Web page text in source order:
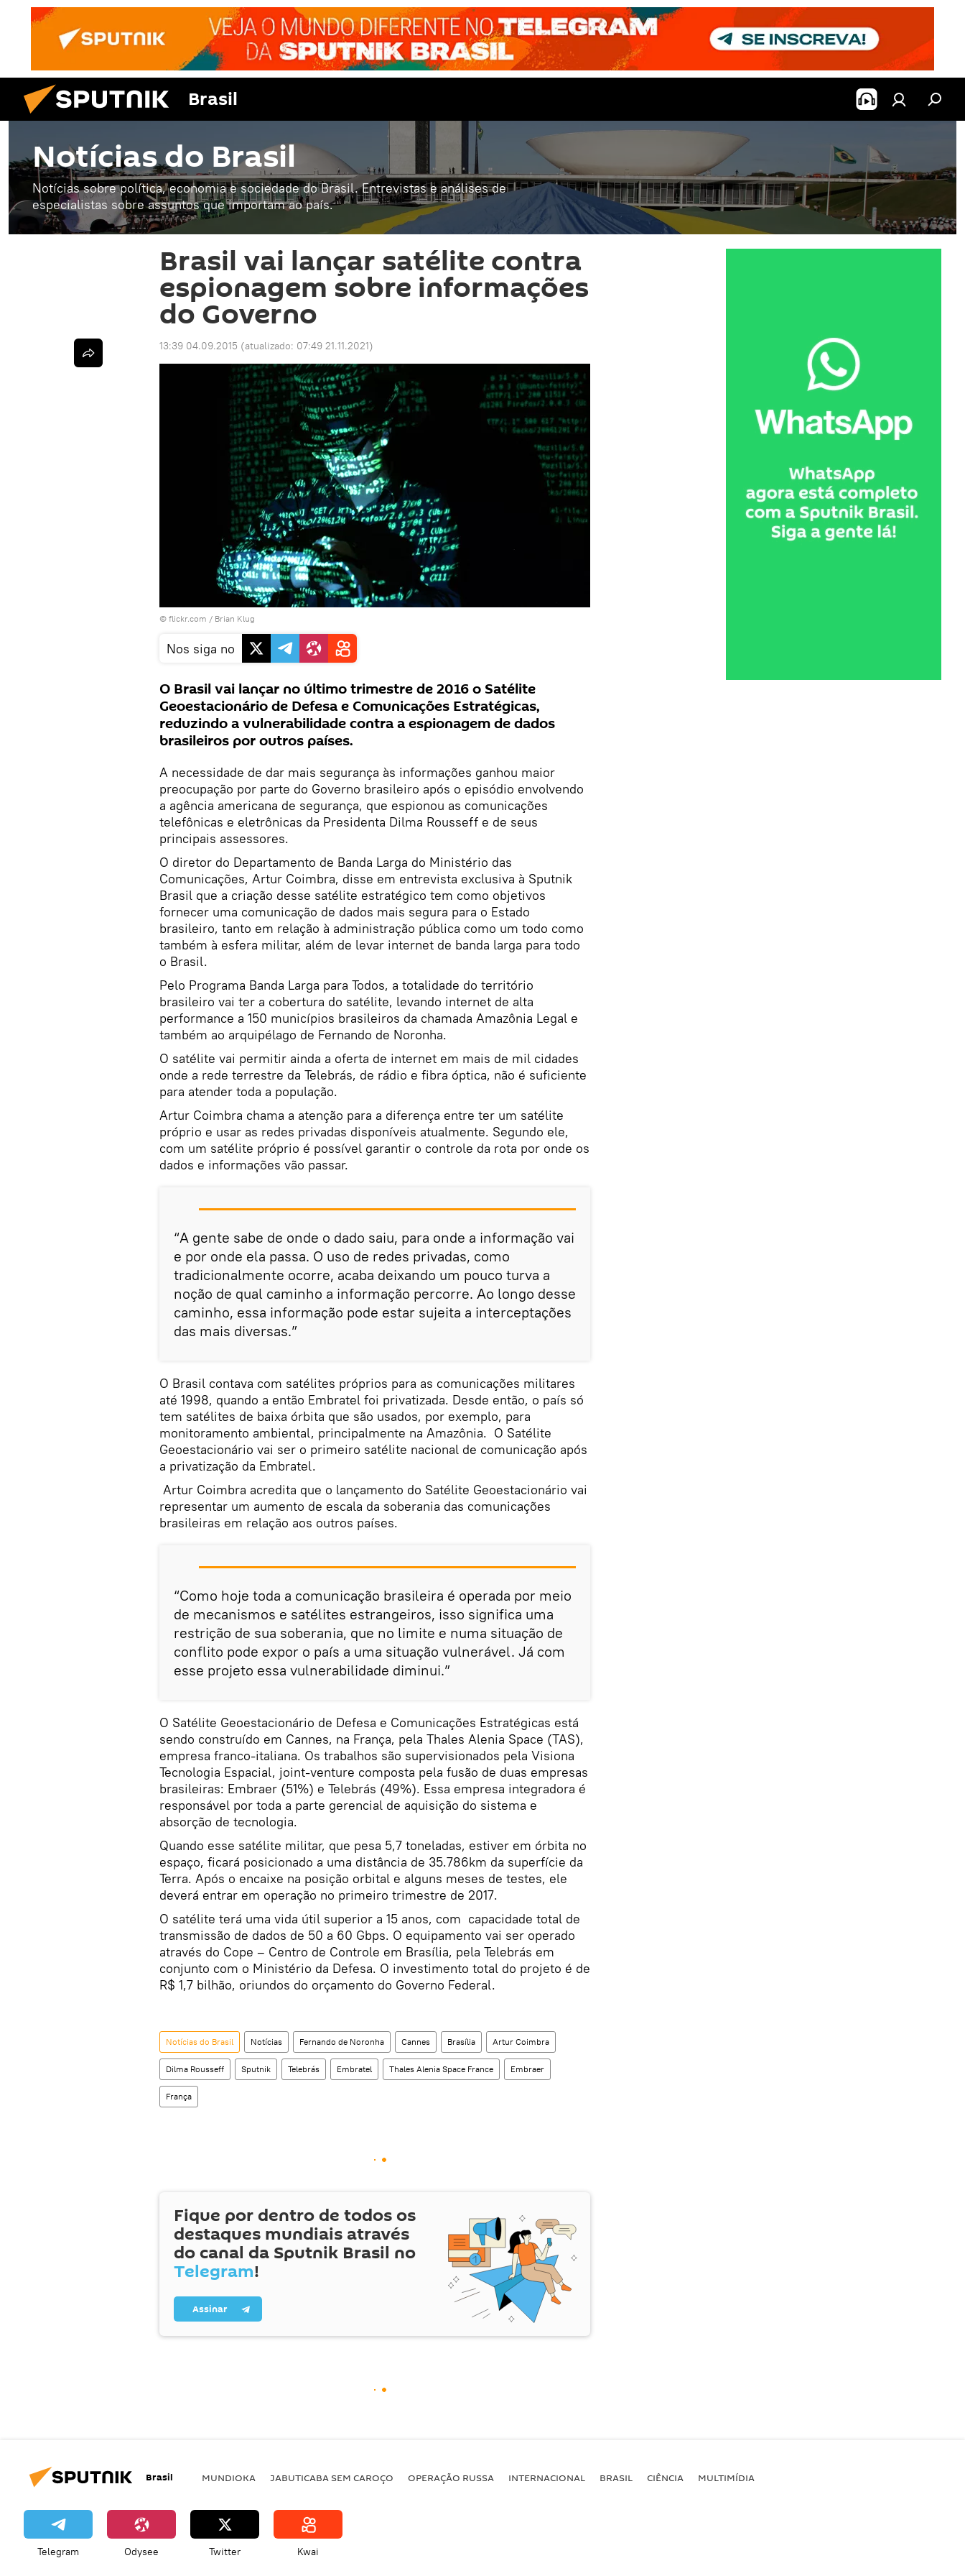
Brasil
Notícias do Brasil
Notícias sobre política, economia e sociedade do Brasil. Entrevistas e análises de
especialistas sobre assuntos que importam ao país.
Brasil vai lançar satélite contra
espionagem sobre informações
do Governo
13:39 04.09.2015 (atualizado: 07:49 21.11.2021)
© flickr.com / Brian Klug
Nos siga no
O Brasil vai lançar no último trimestre de 2016 o Satélite
Geoestacionário de Defesa e Comunicações Estratégicas,
reduzindo a vulnerabilidade contra a espionagem de dados
brasileiros por outros países.
A necessidade de dar mais segurança às informações ganhou maior
preocupação por parte do Governo brasileiro após o episódio envolvendo
a agência americana de segurança, que espionou as comunicações
telefônicas e eletrônicas da Presidenta Dilma Rousseff e de seus
principais assessores.
O diretor do Departamento de Banda Larga do Ministério das
Comunicações, Artur Coimbra, disse em entrevista exclusiva à Sputnik
Brasil que a criação desse satélite estratégico tem como objetivos
fornecer uma comunicação de dados mais segura para o Estado
brasileiro, tanto em relação à administração pública como um todo como
também à esfera militar, além de levar internet de banda larga para todo
o Brasil.
Pelo Programa Banda Larga para Todos, a totalidade do território
brasileiro vai ter a cobertura do satélite, levando internet de alta
performance a 150 municípios brasileiros da chamada Amazônia Legal e
também ao arquipélago de Fernando de Noronha.
O satélite vai permitir ainda a oferta de internet em mais de mil cidades
onde a rede terrestre da Telebrás, de rádio e fibra óptica, não é suficiente
para atender toda a população.
Artur Coimbra chama a atenção para a diferença entre ter um satélite
próprio e usar as redes privadas disponíveis atualmente. Segundo ele,
com um satélite próprio é possível garantir o controle da rota por onde os
dados e informações vão passar.
“A gente sabe de onde o dado saiu, para onde a informação vai
e por onde ela passa. O uso de redes privadas, como
tradicionalmente ocorre, acaba deixando um pouco turva a
noção de qual caminho a informação percorre. Ao longo desse
caminho, essa informação pode estar sujeita a interceptações
das mais diversas.”
O Brasil contava com satélites próprios para as comunicações militares
até 1998, quando a então Embratel foi privatizada. Desde então, o país só
tem satélites de baixa órbita que são usados, por exemplo, para
monitoramento ambiental, principalmente na Amazônia. O Satélite
Geoestacionário vai ser o primeiro satélite nacional de comunicação após
a privatização da Embratel.
Artur Coimbra acredita que o lançamento do Satélite Geoestacionário vai
representar um aumento de escala da soberania das comunicações
brasileiras em relação aos outros países.
“Como hoje toda a comunicação brasileira é operada por meio
de mecanismos e satélites estrangeiros, isso significa uma
restrição de sua soberania, que no limite e numa situação de
conflito pode expor o país a uma situação vulnerável. Já com
esse projeto essa vulnerabilidade diminui.”
O Satélite Geoestacionário de Defesa e Comunicações Estratégicas está
sendo construído em Cannes, na França, pela Thales Alenia Space (TAS),
empresa franco-italiana. Os trabalhos são supervisionados pela Visiona
Tecnologia Espacial, joint-venture composta pela fusão de duas empresas
brasileiras: Embraer (51%) e Telebrás (49%). Essa empresa integradora é
responsável por toda a parte gerencial de aquisição do sistema e
absorção de tecnologia.
Quando esse satélite militar, que pesa 5,7 toneladas, estiver em órbita no
espaço, ficará posicionado a uma distância de 35.786km da superfície da
Terra. Após o encaixe na posição orbital e alguns meses de testes, ele
deverá entrar em operação no primeiro trimestre de 2017.
O satélite terá uma vida útil superior a 15 anos, com capacidade total de
transmissão de dados de 50 a 60 Gbps. O equipamento vai ser operado
através do Cope – Centro de Controle em Brasília, pela Telebrás em
conjunto com o Ministério da Defesa. O investimento total do projeto é de
R$ 1,7 bilhão, oriundos do orçamento do Governo Federal.
Notícias do Brasil Notícias Fernando de Noronha Cannes Brasília Artur Coimbra
Dilma Rousseff Sputnik Telebrás Embratel Thales Alenia Space France Embraer
França
Fique por dentro de todos os
destaques mundiais através
do canal da Sputnik Brasil no
Telegram!
Assinar
Brasil MUNDIOKA JABUTICABA SEM CAROÇO OPERAÇÃO RUSSA INTERNACIONAL BRASIL CIÊNCIA MULTIMÍDIA
Telegram Odysee Twitter Kwai